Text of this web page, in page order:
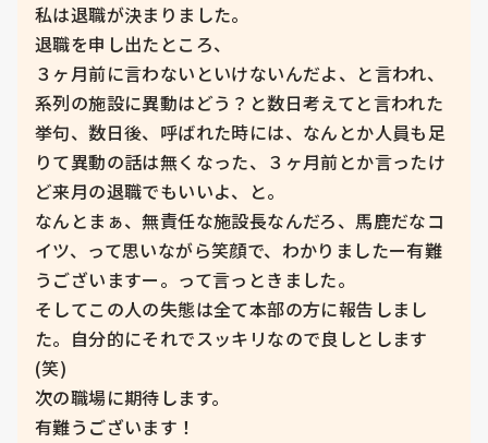
私は退職が決まりました。
退職を申し出たところ、
３ヶ月前に言わないといけないんだよ、と言われ、
系列の施設に異動はどう？と数日考えてと言われた
挙句、数日後、呼ばれた時には、なんとか人員も足
りて異動の話は無くなった、３ヶ月前とか言ったけ
ど来月の退職でもいいよ、と。
なんとまぁ、無責任な施設長なんだろ、馬鹿だなコ
イツ、って思いながら笑顔で、わかりましたー有難
うございますー。って言っときました。
そしてこの人の失態は全て本部の方に報告しまし
た。自分的にそれでスッキリなので良しとします
(笑)
次の職場に期待します。
有難うございます！